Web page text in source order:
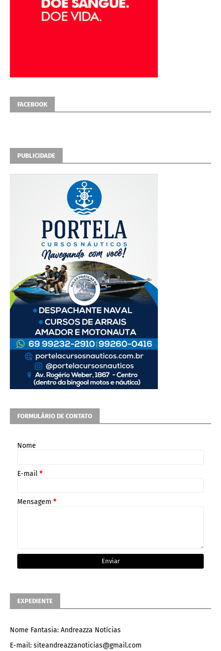
FACEBOOK
PUBLICIDADE
FORMULÁRIO DE CONTATO
Nome
E-mail *
Mensagem *
EXPEDIENTE
Nome Fantasia: Andreazza Notícias
E-mail: siteandreazzanoticias@gmail.com